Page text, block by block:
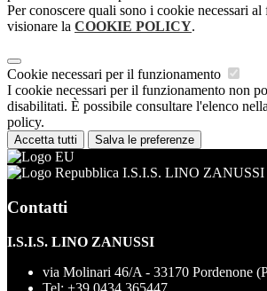
Per conoscere quali sono i cookie necessari
visionare la COOKIE POLICY.
Cookie necessari per il funzionamento
I cookie necessari per il funzionamento non
disabilitati. È possibile consultare l'elenco
policy.
Accetta tutti Salva le preferenze
I.S.I.S. LINO ZANUSSI
Contatti
I.S.I.S. LINO ZANUSSI
via Molinari 46/A - 33170 Pordenone
Tel: +39 0434 365447